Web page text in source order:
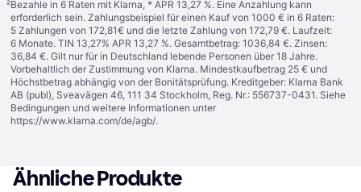
²Bezahle in 6 Raten mit Klarna, * APR 13,27 %. Eine Anzahlung kann
erforderlich sein. Zahlungsbeispiel für einen Kauf von 1000 € in 6 Raten:
5 Zahlungen von 172,81€ und die letzte Zahlung von 172,79 €. Laufzeit:
6 Monate. TIN 13,27% APR 13,27 %. Gesamtbetrag: 1036,84 €. Zinsen:
36,84 €. Gilt nur für in Deutschland lebende Personen über 18 Jahre.
Vorbehaltlich der Zustimmung von Klarna. Mindestkaufbetrag 25 € und
Höchstbetrag abhängig von der Bonitätsprüfung. Kreditgeber: Klarna Bank
AB (publ), Sveavägen 46, 111 34 Stockholm, Reg. Nr.: 556737-0431. Siehe
Bedingungen und weitere Informationen unter
https://www.klarna.com/de/agb/.
Ähnliche Produkte